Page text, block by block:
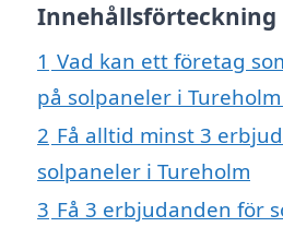
Innehållsförteckning
1 Vad kan ett företag
på solpaneler i
2 Få alltid minst 3
solpaneler i Tureholm
3 Få 3 erbjudanden för